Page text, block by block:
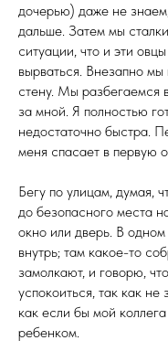
дочерью) даже не
дальше. Затем мы
ситуации, что и эти
вырваться. Внезапно
стену. Мы разбегаемся
за мной. Я полностью
недостаточно быстра.
меня спасает в первую
Бегу по улицам, думая,
до безопасного места
окно или дверь. В
внутрь; там какое-то
замолкают, и говорю,
успокоиться, так как
как если бы мой
ребенком.